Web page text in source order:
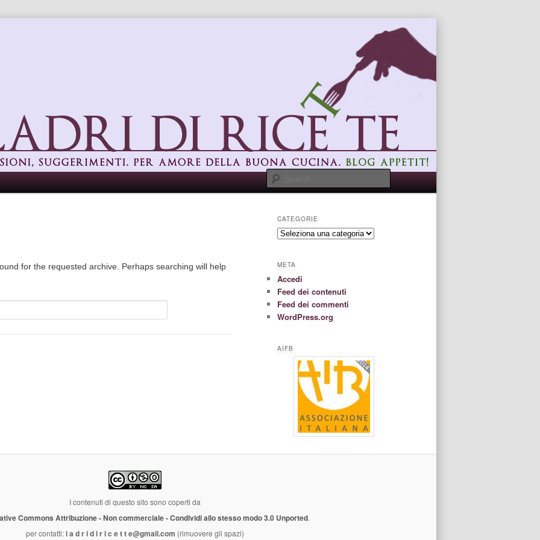
Search
for the requested archive. Perhaps searching will help
CATEGORIE
categorie
META
Accedi
Feed dei contenuti
Feed dei commenti
WordPress.org
AIFB
I contenuti di questo sito sono coperti da
Commons Attribuzione - Non commerciale - Condividi allo stesso modo 3.0 Unported.
per contatti:l a d r i d i r i c e t t e@gmail.com (rimuovere gli spazi)